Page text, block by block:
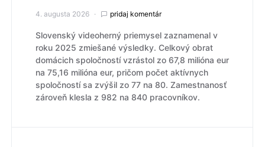
4. augusta 2026 pridaj komentár
Slovenský videoherný priemysel zaznamenal v
roku 2025 zmiešané výsledky. Celkový obrat
domácich spoločností vzrástol zo 67,8 milióna eur
na 75,16 milióna eur, pričom počet aktívnych
spoločností sa zvýšil zo 77 na 80. Zamestnanosť
zároveň klesla z 982 na 840 pracovníkov.